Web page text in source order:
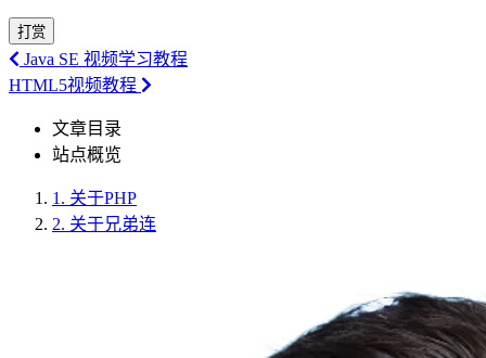
打赏
Java SE 视频学习教程
HTML5视频教程
文章目录
站点概览
1. 关于PHP
2. 关于兄弟连